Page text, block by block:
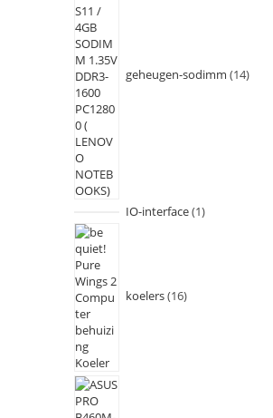
geheugen-sodimm 14
IO-interface 1
koelers 16